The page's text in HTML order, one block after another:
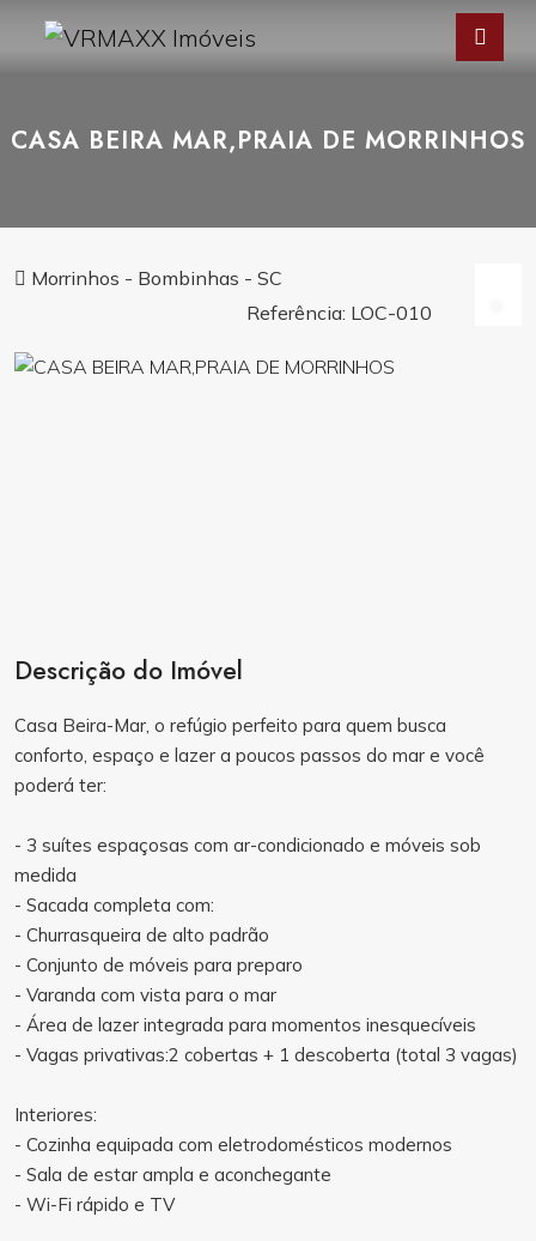
CASA BEIRA MAR,PRAIA DE MORRINHOS
Morrinhos - Bombinhas - SC
Referência: LOC-010
Descrição do Imóvel
Casa Beira-Mar, o refúgio perfeito para quem busca
conforto, espaço e lazer a poucos passos do mar e você
poderá ter:
- 3 suítes espaçosas com ar-condicionado e móveis sob
medida
- Sacada completa com:
- Churrasqueira de alto padrão
- Conjunto de móveis para preparo
- Varanda com vista para o mar
- Área de lazer integrada para momentos inesquecíveis
- Vagas privativas:2 cobertas + 1 descoberta (total 3 vagas)
Interiores:
- Cozinha equipada com eletrodomésticos modernos
- Sala de estar ampla e aconchegante
- Wi-Fi rápido e TV